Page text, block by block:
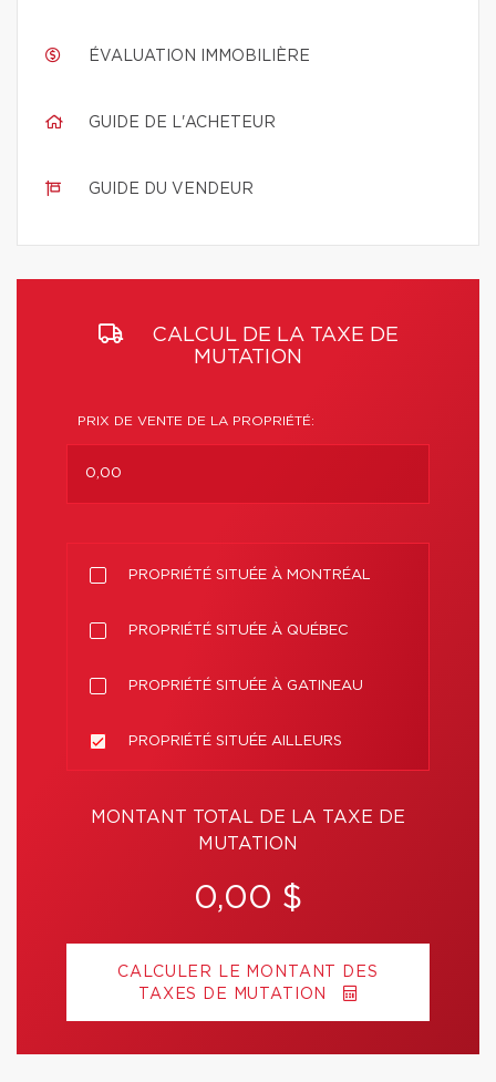
ÉVALUATION IMMOBILIÈRE
GUIDE DE L'ACHETEUR
GUIDE DU VENDEUR
CALCUL DE LA TAXE DE
MUTATION
PRIX DE VENTE DE LA PROPRIÉTÉ:
PROPRIÉTÉ SITUÉE À MONTRÉAL
PROPRIÉTÉ SITUÉE À QUÉBEC
PROPRIÉTÉ SITUÉE À GATINEAU
PROPRIÉTÉ SITUÉE AILLEURS
MONTANT TOTAL DE LA TAXE DE
MUTATION
0,00 $
CALCULER LE MONTANT DES
TAXES DE MUTATION